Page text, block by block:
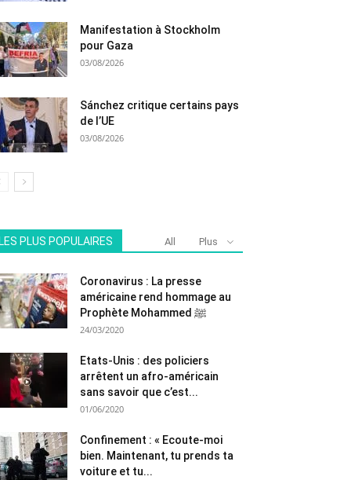
Manifestation à Stockholm
pour Gaza
03/08/2026
Sánchez critique certains pays
de l’UE
03/08/2026
LES PLUS POPULAIRES All Plus
Coronavirus : La presse
américaine rend hommage au
Prophète Mohammed ﷺ
24/03/2020
Etats-Unis : des policiers
arrêtent un afro-américain
sans savoir que c’est...
01/06/2020
Confinement : « Ecoute-moi
bien. Maintenant, tu prends ta
voiture et tu...